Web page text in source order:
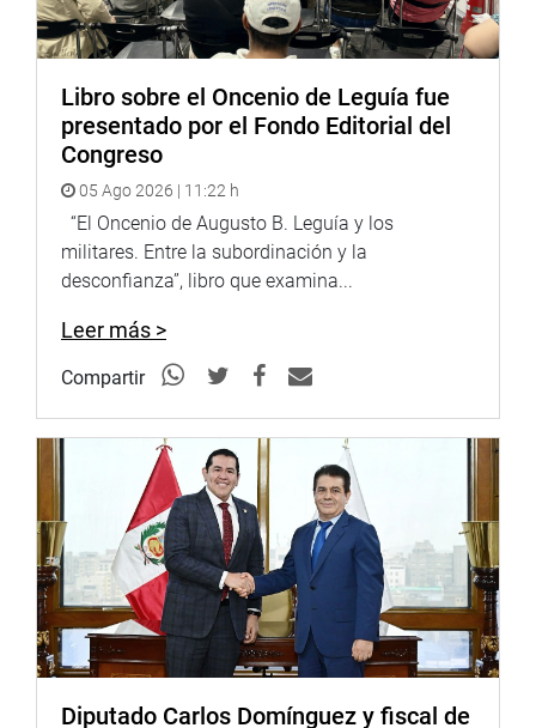
Libro sobre el Oncenio de Leguía fue
presentado por el Fondo Editorial del
Congreso
05 Ago 2026 | 11:22 h
“El Oncenio de Augusto B. Leguía y los
militares. Entre la subordinación y la
desconfianza”, libro que examina...
Leer más >
Compartir
Diputado Carlos Domínguez y fiscal de